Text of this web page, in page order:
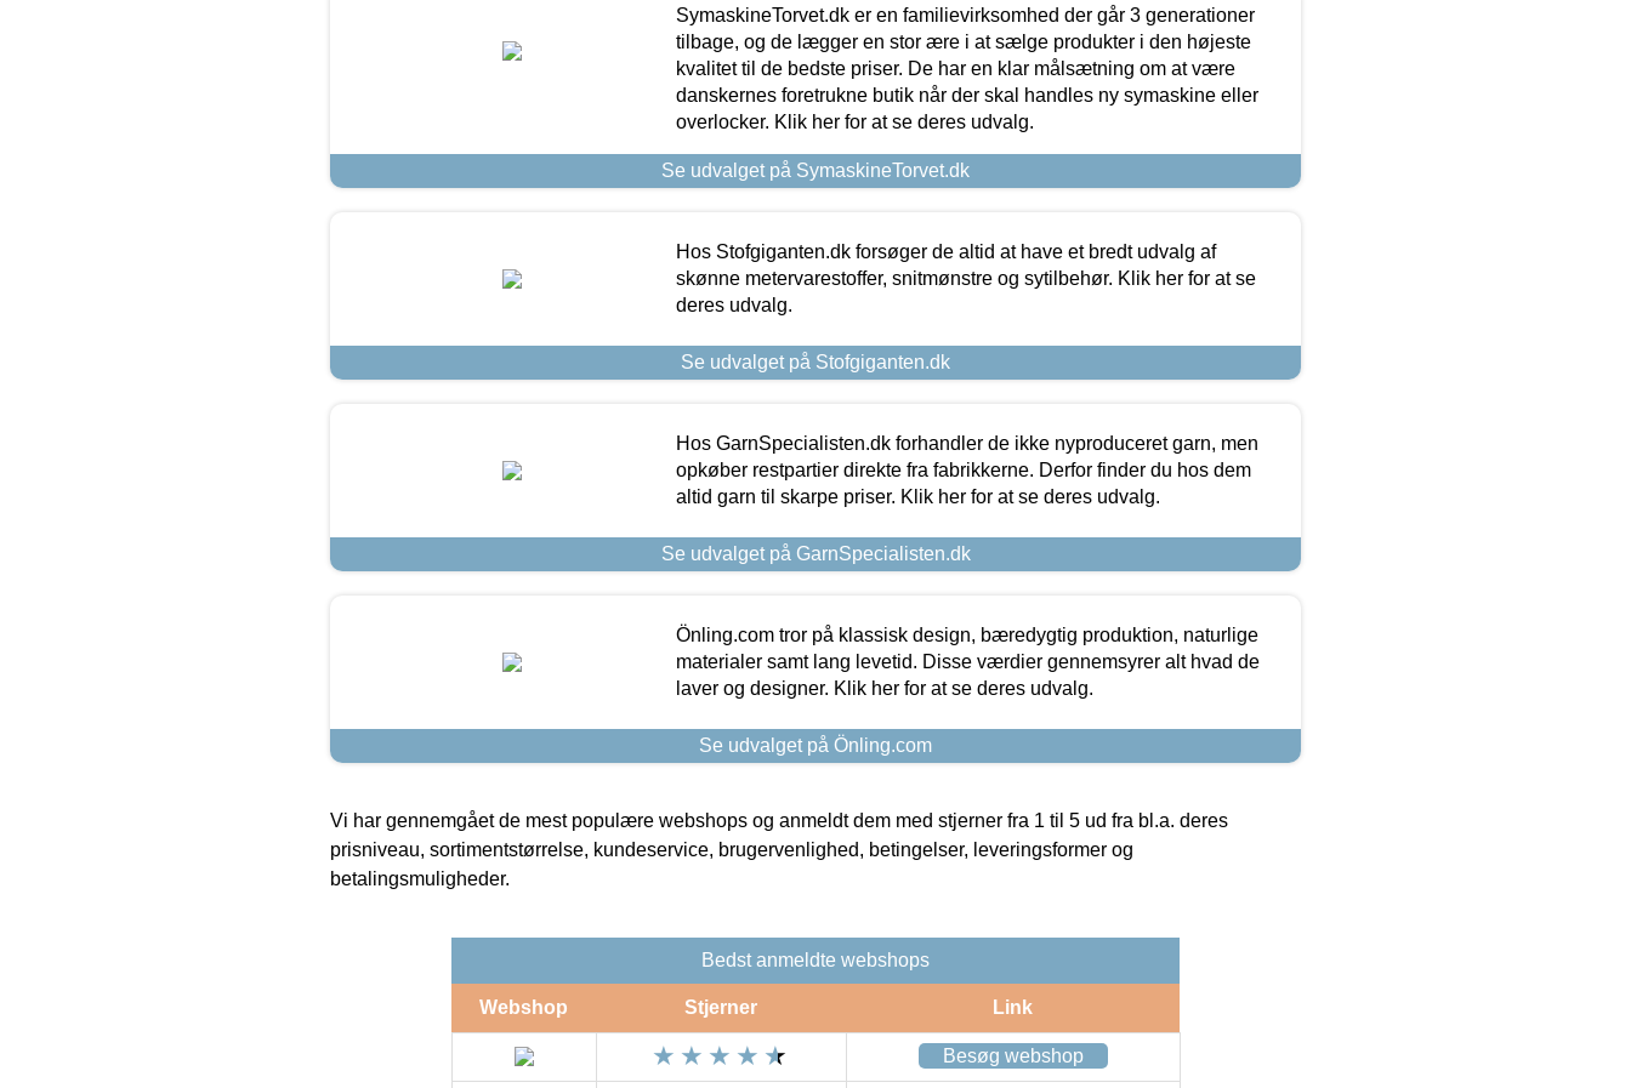
SymaskineTorvet.dk er en familievirksomhed der går 3 generationer
tilbage, og de lægger en stor ære i at sælge produkter i den højeste
kvalitet til de bedste priser. De har en klar målsætning om at være
danskernes foretrukne butik når der skal handles ny symaskine eller
overlocker. Klik her for at se deres udvalg.
Se udvalget på SymaskineTorvet.dk
Hos Stofgiganten.dk forsøger de altid at have et bredt udvalg af
skønne metervarestoffer, snitmønstre og sytilbehør. Klik her for at se
deres udvalg.
Se udvalget på Stofgiganten.dk
Hos GarnSpecialisten.dk forhandler de ikke nyproduceret garn, men
opkøber restpartier direkte fra fabrikkerne. Derfor finder du hos dem
altid garn til skarpe priser. Klik her for at se deres udvalg.
Se udvalget på GarnSpecialisten.dk
Önling.com tror på klassisk design, bæredygtig produktion, naturlige
materialer samt lang levetid. Disse værdier gennemsyrer alt hvad de
laver og designer. Klik her for at se deres udvalg.
Se udvalget på Önling.com
Vi har gennemgået de mest populære webshops og anmeldt dem med stjerner fra 1 til 5 ud fra bl.a. deres
prisniveau, sortimentstørrelse, kundeservice, brugervenlighed, betingelser, leveringsformer og
betalingsmuligheder.
Bedst anmeldte webshops
Webshop Stjerner Link
Besøg webshop